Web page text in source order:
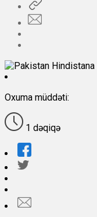
Oxuma müddəti:
1 dəqiqə